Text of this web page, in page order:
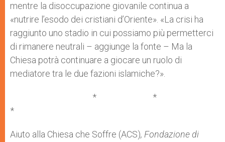
mentre la disoccupazione giovanile continua a
«nutrire l’esodo dei cristiani d’Oriente». «La crisi ha
raggiunto uno stadio in cui possiamo più permetterci
di rimanere neutrali – aggiunge la fonte – Ma la
Chiesa potrà continuare a giocare un ruolo di
mediatore tra le due fazioni islamiche?».
* *
*
Aiuto alla Chiesa che Soffre (ACS), Fondazione di